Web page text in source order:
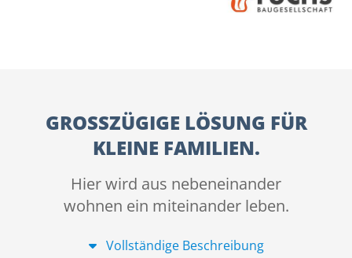
GROSSZÜGIGE LÖSUNG FÜR K
LEINE FAMILIEN.
Hier wird aus nebeneinander
wohnen ein miteinander leben.
Vollständige Beschreibung